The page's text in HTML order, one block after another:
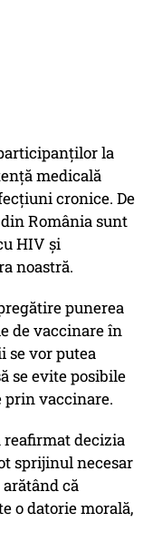
la
medicală
cronice. De
România sunt
HIV și
noastră.
punerea
de vaccinare în
se vor putea
se evite posibile
prin vaccinare.
decizia
sprijinul necesar
că
o datorie morală,